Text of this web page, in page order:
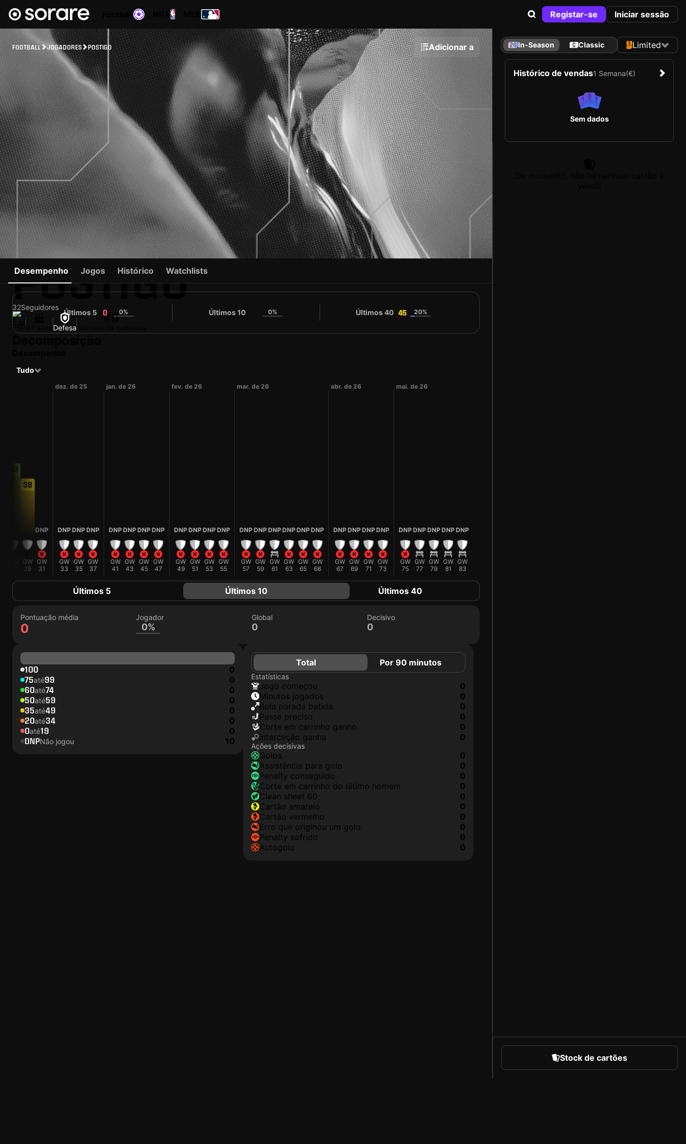
Registar-se Iniciar sessão
FOOTBALL JOGADORES POSTIGO Adicionar a
POSTIGO
32Seguidores
ESP Defesa
#0
Desempenho Jogos Histórico Watchlists
Últimos 5 0 0% Últimos 10 0% Últimos 40 45 20%
Tudo
50
38
GW
29
DNP
GW
31
dez. de 25
DNP
GW
33
DNP
GW
35
DNP
GW
37
jan. de 26
DNP
GW
41
DNP
GW
43
DNP
GW
45
DNP
GW
47
fev. de 26
DNP
GW
49
DNP
GW
51
DNP
GW
53
DNP
GW
55
mar. de 26
DNP
GW
57
DNP
GW
59
DNP
GW
61
DNP
GW
63
DNP
GW
65
DNP
GW
66
abr. de 26
DNP
GW
67
DNP
GW
69
DNP
GW
71
DNP
GW
73
mai. de 26
DNP
GW
75
DNP
GW
77
DNP
GW
79
DNP
GW
81
DNP
GW
83
Últimos 5 Últimos 10 Últimos 40
Pontuação média
0
Jogador
0%
Global
0
Decisivo
0
100 0
75até99 0
60até74 0
50até59 0
35até49 0
20até34 0
0até19 0
DNPNão jogou 10
Total Por 90 minutos
Estatísticas
jogo começou
0
minutos jogados
0
Bola parada batida
0
passe preciso
0
corte em carrinho ganho
0
interceção ganha
0
Ações decisivas
golos
0
assistência para golo
0
penalty conseguido
0
corte em carrinho do último homem
0
clean sheet 60
0
cartão amarelo
0
cartão vermelho
0
erro que originou um golo
0
penalty sofrido
0
autogolo
0
In-Season Classic Limited
Histórico de vendas1 Semana(€)
Sem dados
Stock de cartões